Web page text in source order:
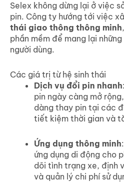
Selex không dừng lại ở việc
pin. Công ty hướng tới việc
thái giao thông thông minh
phần mềm để mang lại
người dùng.
Các giá trị từ hệ sinh thái
Dịch vụ đổi pin nhanh
pin ngày càng mở
dàng thay pin tại các
tiết kiệm thời gian và
Ứng dụng thông minh
ứng dụng di động cho
dõi tình trạng xe, định
và quản lý chi phí sử